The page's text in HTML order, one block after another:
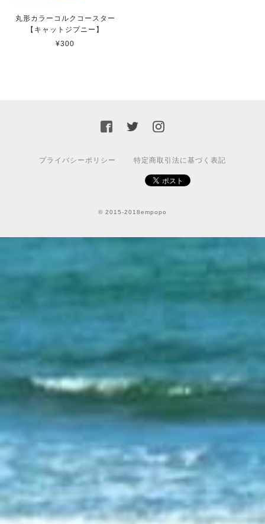
丸形カラーコルクコースター
【キャットジプニー】
¥300
プライバシーポリシー 特定商取引法に基づく表記
© 2015-2018empopo